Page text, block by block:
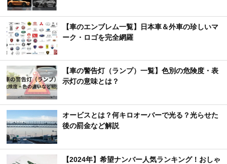
【車のエンブレム一覧】日本車＆外車の珍しいマ
ーク・ロゴを完全網羅
【車の警告灯（ランプ）一覧】色別の危険度・表
示灯の意味とは？
オービスとは？何キロオーバーで光る？光らせた
後の罰金など解説
【2024年】希望ナンバー人気ランキング！おしゃ